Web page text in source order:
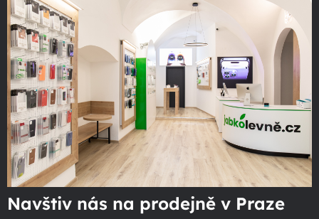
Navštiv nás na prodejně v Praze